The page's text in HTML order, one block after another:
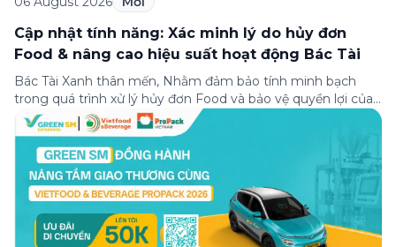
Cập nhật tính năng: Xác minh lý do hủy đơn
Food & nâng cao hiệu suất hoạt động Bác Tài
Bác Tài Xanh thân mến, Nhằm đảm bảo tính minh bạch
trong quá trình xử lý hủy đơn Food và bảo vệ quyền lợi của
Bác Tài khi khai báo đúng thực tế, Green SM triển khai
chính sách xác minh lý do hủy đơn Food đối với một số
trường hợp hủy đơn như […]